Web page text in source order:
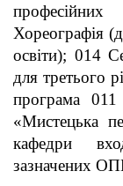
Хореографія
освіти); 014
для третього
програма 011
«Мистецька
кафедри
зазначених